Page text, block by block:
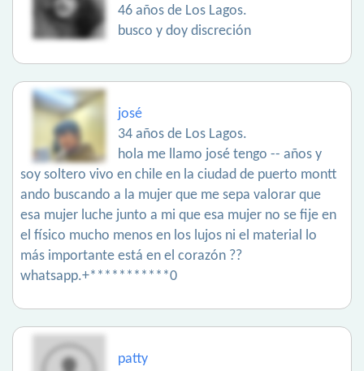
46 años de Los Lagos.
busco y doy discreción
josé
34 años de Los Lagos.
hola me llamo josé tengo -- años y
soy soltero vivo en chile en la ciudad de puerto montt
ando buscando a la mujer que me sepa valorar que
esa mujer luche junto a mi que esa mujer no se fije en
el físico mucho menos en los lujos ni el material lo
más importante está en el corazón ??
whatsapp.+***********0
patty